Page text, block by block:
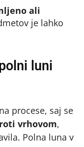
ali
je lahko
luni
procese, saj se
vrhovom,
Polna luna v